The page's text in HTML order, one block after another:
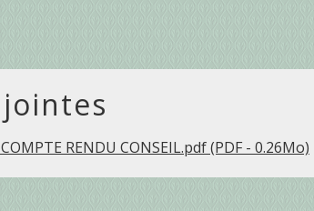
jointes
RENDU CONSEIL.pdf (PDF - 0.26Mo)